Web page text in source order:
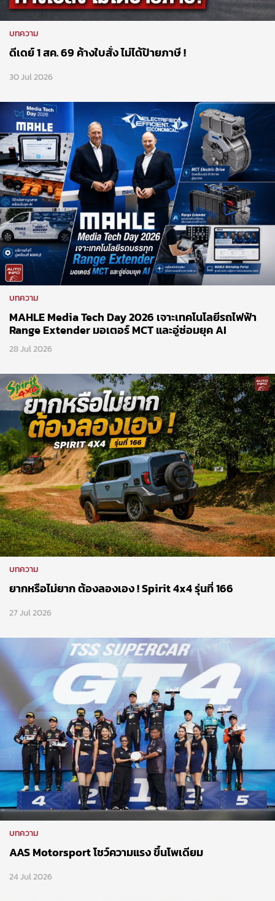
บทความ
ดีเดย์ 1 สค. 69 ค้างใบสั่ง ไม่ได้ป้ายภาษี !
30 Jul 2026
บทความ
MAHLE Media Tech Day 2026 เจาะเทคโนโลยีรถไฟฟ้า
Range Extender มอเตอร์ MCT และอู่ซ่อมยุค AI
28 Jul 2026
บทความ
ยากหรือไม่ยาก ต้องลองเอง ! Spirit 4x4 รุ่นที่ 166
27 Jul 2026
บทความ
AAS Motorsport โชว์ความแรง ขึ้นโพเดียม
24 Jul 2026